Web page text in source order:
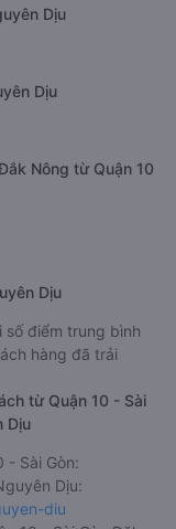
Dịu
Dịu
Nông từ Quận 10
Dịu
điểm trung bình
hàng đã trải
từ Quận 10 - Sài
Dịu
- Sài Gòn:
Dịu:
diu